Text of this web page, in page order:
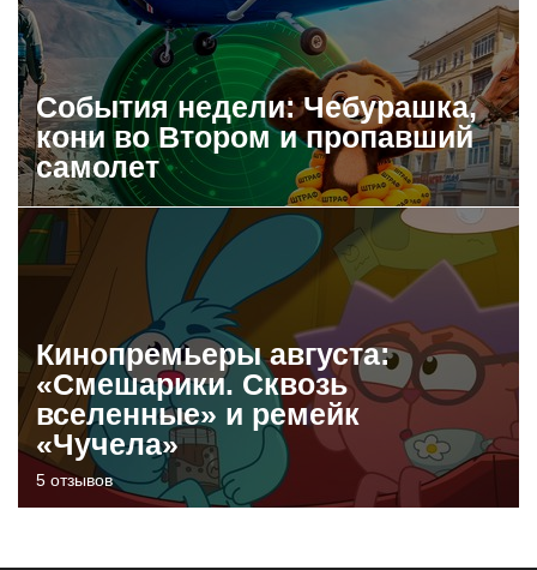
События недели: Чебурашка,
кони во Втором и пропавший
самолет
Кинопремьеры августа:
«Смешарики. Сквозь
вселенные» и ремейк
«Чучела»
5 отзывов